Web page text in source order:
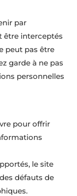
par
être interceptés
peut pas être
garde à ne pas
personnelles
pour offrir
le site
défauts de